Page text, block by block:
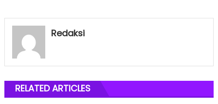
Redaksi
RELATED ARTICLES